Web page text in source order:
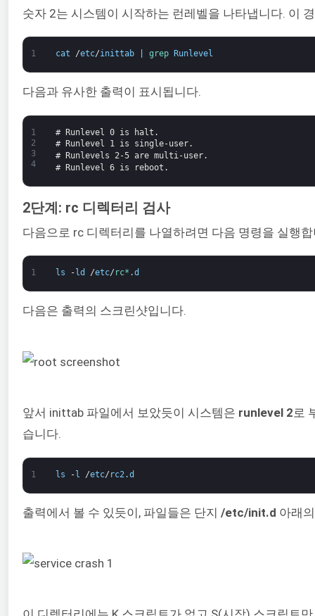
숫자 2는 시스템이 시작하는 런레벨을 나타냅니다. 이
1 cat /etc/inittab grep Runlevel
다음과 유사한 출력이 표시됩니다.
1
2
3
4
# Runlevel 0 is halt.
# Runlevel 1 is single-user.
# Runlevels 2-5 are multi-user.
# Runlevel 6 is reboot.
2단계: rc 디렉터리 검사
다음으로 rc 디렉터리를 나열하려면 다음 명령을 실행
1 ls - ld /etc/ rc* .d
다음은 출력의 스크린샷입니다.
앞서 inittab 파일에서 보았듯이 시스템은 runlevel 2로
습니다.
1 ls -l /etc/ rc2 .d
출력에서 볼 수 있듯이, 파일들은 단지 /etc/init.d 아래